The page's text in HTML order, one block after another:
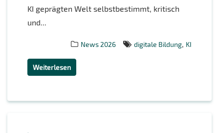
KI geprägten Welt selbstbestimmt, kritisch
und...
News 2026 digitale Bildung, KI
Weiterlesen